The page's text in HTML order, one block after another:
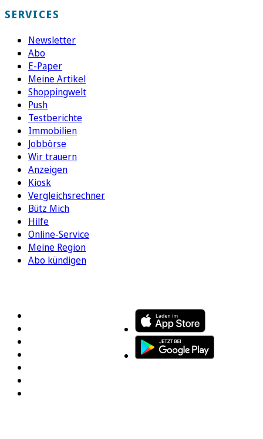
SERVICES
Newsletter
Abo
E-Paper
Meine Artikel
Shoppingwelt
Push
Testberichte
Immobilien
Jobbörse
Wir trauern
Anzeigen
Kiosk
Vergleichsrechner
Bütz Mich
Hilfe
Online-Service
Meine Region
Abo kündigen